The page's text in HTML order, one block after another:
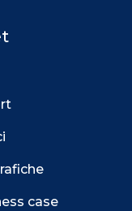
case